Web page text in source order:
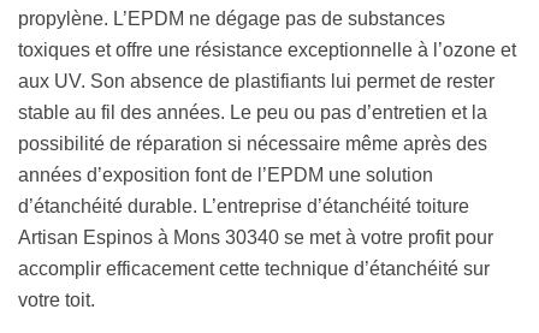
propylène. L’EPDM ne dégage pas de substances
toxiques et offre une résistance exceptionnelle à l’ozone et
aux UV. Son absence de plastifiants lui permet de rester
stable au fil des années. Le peu ou pas d’entretien et la
possibilité de réparation si nécessaire même après des
années d’exposition font de l’EPDM une solution
d’étanchéité durable. L’entreprise d’étanchéité toiture
Artisan Espinos à Mons 30340 se met à votre profit pour
accomplir efficacement cette technique d’étanchéité sur
votre toit.